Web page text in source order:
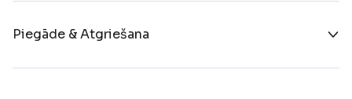
Piegāde & Atgriešana